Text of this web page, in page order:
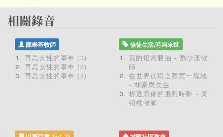
陳崇基牧師
再思女性的事奉 (3)
再思女性的事奉 (2)
再思女性的事奉 (1)
信徒生活,時局末世
我的燈需要油 - 劉少康牧
師
在世界崩塌之際買一塊地
- 林豪恩先生
析透恐佈的混亂時勢 - 黃
紹權牧師